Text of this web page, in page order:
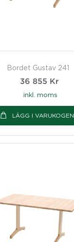
Bordet Gustav 241
36 855 Kr
inkl. moms
LÄGG I VARUKOGEN